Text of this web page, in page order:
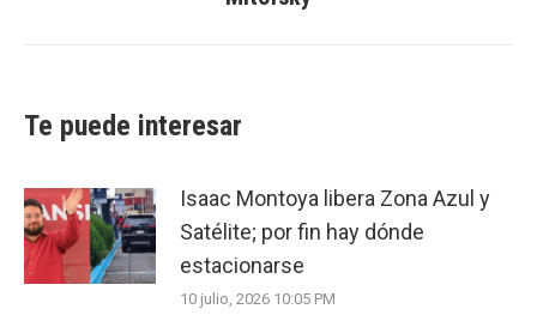
Te puede interesar
Isaac Montoya libera Zona Azul y
Satélite; por fin hay dónde
estacionarse
10 julio, 2026 10:05 PM